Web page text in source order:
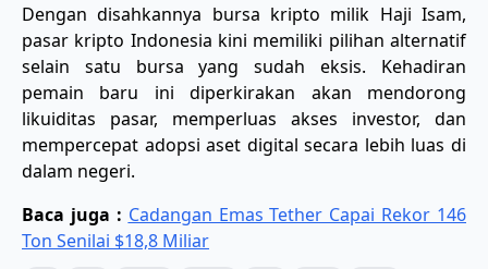
Dengan disahkannya bursa kripto milik Haji Isam,
pasar kripto Indonesia kini memiliki pilihan alternatif
selain satu bursa yang sudah eksis. Kehadiran
pemain baru ini diperkirakan akan mendorong
likuiditas pasar, memperluas akses investor, dan
mempercepat adopsi aset digital secara lebih luas di
dalam negeri.
Baca juga : Cadangan Emas Tether Capai Rekor 146
Ton Senilai $18,8 Miliar